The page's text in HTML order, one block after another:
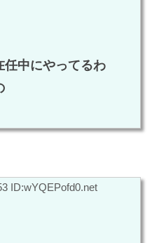
任中にやってるわ
ID:wYQEPofd0.net